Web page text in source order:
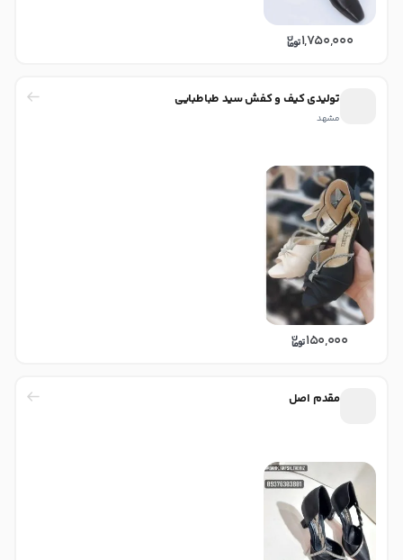
1,750,000
تولیدی کیف و کفش سید طباطبایی
مشهد
150,000
مقدم اصل